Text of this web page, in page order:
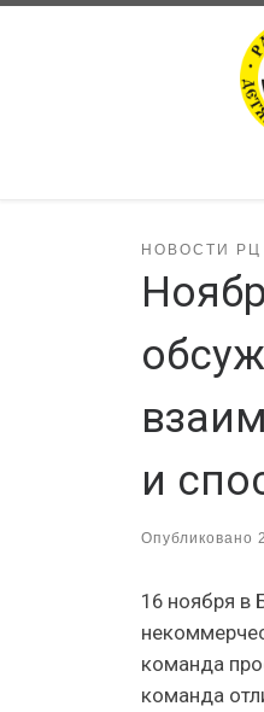
НОВОСТИ РЦ
и
Опубликовано
16 ноября в
команда
команда